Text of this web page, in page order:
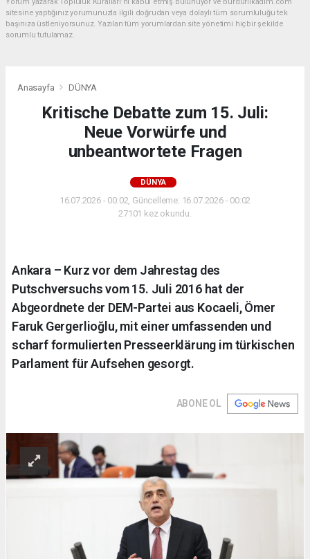
sitesine yaptığınız yorumunuzla ilgili doğrudan veya dolaylı tüm sorumluluğu tek
başınıza üstleniyorsunuz. Yazılan tüm yorumlardan site yönetimi hiçbir şekilde
sorumlu tutulamaz.
Anasayfa DÜNYA
Kritische Debatte zum 15. Juli:
Neue Vorwürfe und
unbeantwortete Fragen
DÜNYA
16.07.2026 - 00:02, Güncelleme: 16.07.2026 - 00:02
27101 kez okundu.
Ankara – Kurz vor dem Jahrestag des
Putschversuchs vom 15. Juli 2016 hat der
Abgeordnete der DEM-Partei aus Kocaeli, Ömer
Faruk Gergerlioğlu, mit einer umfassenden und
scharf formulierten Presseerklärung im türkischen
Parlament für Aufsehen gesorgt.
ABONE OL